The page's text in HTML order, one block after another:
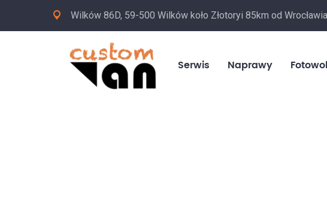
Wilków 86D, 59-500 Wilków koło Złotoryi 85km od Wrocławia
Serwis Naprawy